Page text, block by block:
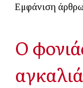
Εμφάνιση
Ο
αγκαλιά